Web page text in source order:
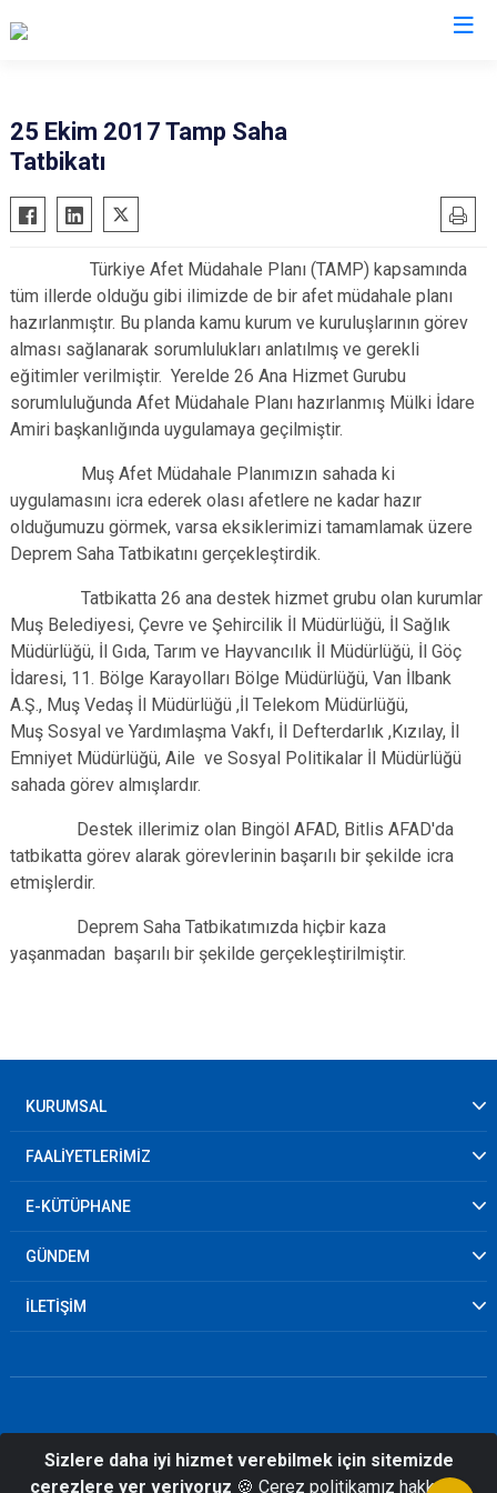
25 Ekim 2017 Tamp Saha
Tatbikatı
Türkiye Afet Müdahale Planı (TAMP) kapsamında
tüm illerde olduğu gibi ilimizde de bir afet müdahale planı
hazırlanmıştır. Bu planda kamu kurum ve kuruluşlarının görev
alması sağlanarak sorumlulukları anlatılmış ve gerekli
eğitimler verilmiştir. Yerelde 26 Ana Hizmet Gurubu
sorumluluğunda Afet Müdahale Planı hazırlanmış Mülki İdare
Amiri başkanlığında uygulamaya geçilmiştir.
Muş Afet Müdahale Planımızın sahada ki
uygulamasını icra ederek olası afetlere ne kadar hazır
olduğumuzu görmek, varsa eksiklerimizi tamamlamak üzere
Deprem Saha Tatbikatını gerçekleştirdik.
Tatbikatta 26 ana destek hizmet grubu olan kurumlar
Muş Belediyesi, Çevre ve Şehircilik İl Müdürlüğü, İl Sağlık
Müdürlüğü, İl Gıda, Tarım ve Hayvancılık İl Müdürlüğü, İl Göç
İdaresi, 11. Bölge Karayolları Bölge Müdürlüğü, Van İlbank
A.Ş., Muş Vedaş İl Müdürlüğü ,İl Telekom Müdürlüğü,
Muş Sosyal ve Yardımlaşma Vakfı, İl Defterdarlık ,Kızılay, İl
Emniyet Müdürlüğü, Aile ve Sosyal Politikalar İl Müdürlüğü
sahada görev almışlardır.
Destek illerimiz olan Bingöl AFAD, Bitlis AFAD'da
tatbikatta görev alarak görevlerinin başarılı bir şekilde icra
etmişlerdir.
Deprem Saha Tatbikatımızda hiçbir kaza
yaşanmadan başarılı bir şekilde gerçekleştirilmiştir.
KURUMSAL
FAALİYETLERİMİZ
E-KÜTÜPHANE
GÜNDEM
İLETİŞİM
© 2026 Muş İl Afet ve Acil Durum
Sizlere daha iyi hizmet verebilmek için sitemizde
çerezlere yer veriyoruz 🍪 Çerez politikamız hakkında